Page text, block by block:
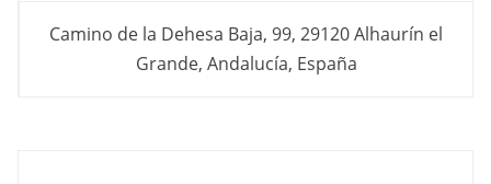
Camino de la Dehesa Baja, 99, 29120 Alhaurín el
Grande, Andalucía, España